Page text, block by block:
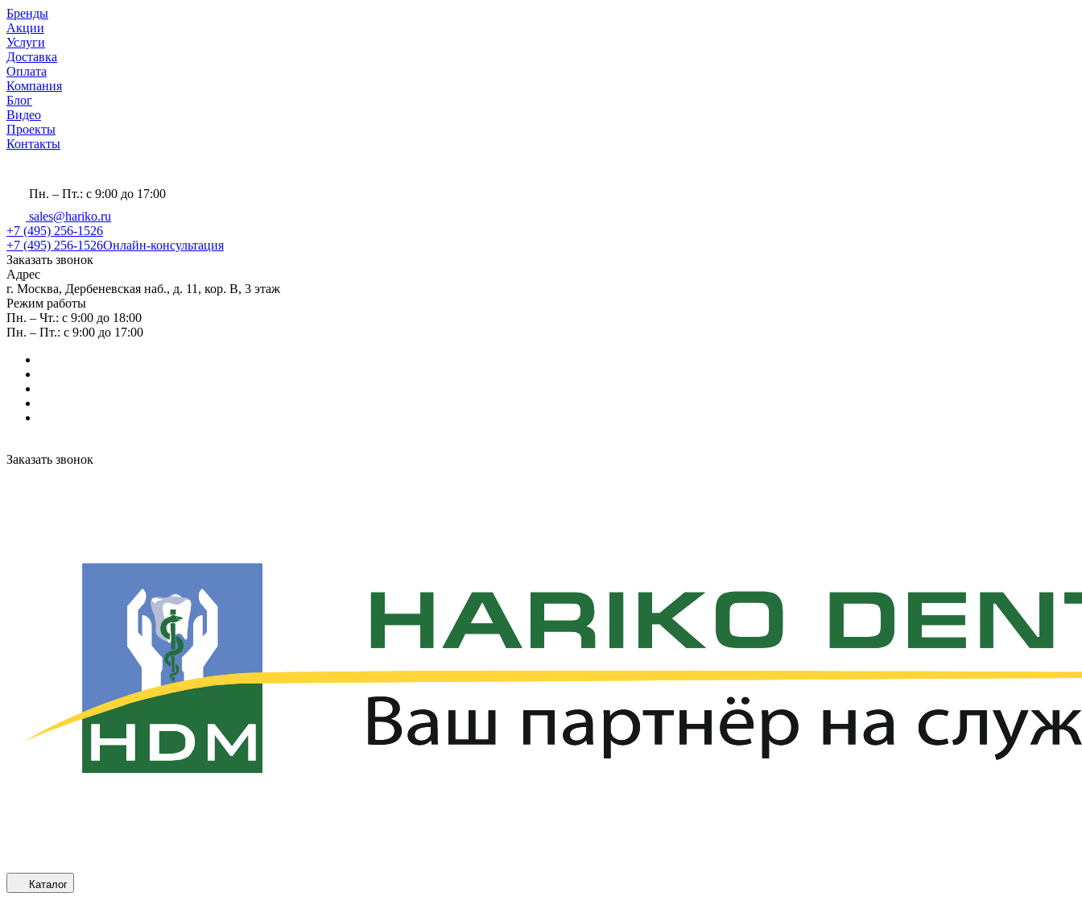
Бренды
Акции
Услуги
Доставка
Оплата
Компания
Блог
Видео
Проекты
Контакты
Пн. – Пт.: с 9:00 до 17:00
sales@hariko.ru
+7 (495) 256-1526
+7 (495) 256-1526Онлайн-консультация
Заказать звонок
Адрес
г. Москва, Дербеневская наб., д. 11, кор. В, 3 этаж
Режим работы
Пн. – Чт.: с 9:00 до 18:00
Пн. – Пт.: с 9:00 до 17:00
Заказать звонок
Каталог